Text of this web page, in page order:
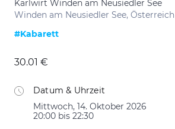
Karlwirt Winden am Neusiedler See
Winden am Neusiedler See, Österreich
#Kabarett
30.01 €
Datum & Uhrzeit
Mittwoch, 14. Oktober 2026
20:00 bis 22:30